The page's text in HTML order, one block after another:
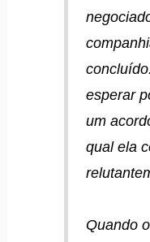
esperar
um
qual ela
Quando